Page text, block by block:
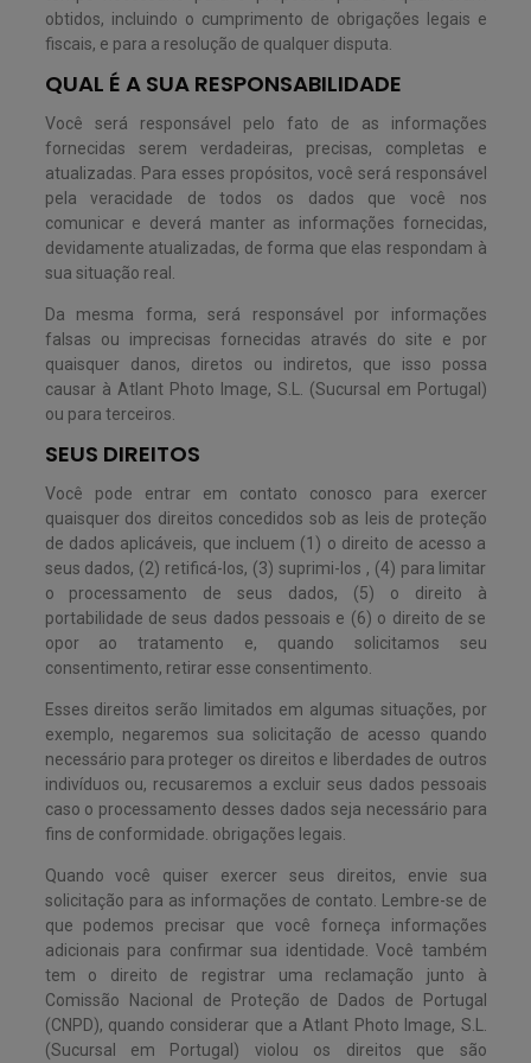
obtidos, incluindo o cumprimento de obrigações legais e
fiscais, e para a resolução de qualquer disputa.
QUAL É A SUA RESPONSABILIDADE
Você será responsável pelo fato de as informações
fornecidas serem verdadeiras, precisas, completas e
atualizadas. Para esses propósitos, você será responsável
pela veracidade de todos os dados que você nos
comunicar e deverá manter as informações fornecidas,
devidamente atualizadas, de forma que elas respondam à
sua situação real.
Da mesma forma, será responsável por informações
falsas ou imprecisas fornecidas através do site e por
quaisquer danos, diretos ou indiretos, que isso possa
causar à Atlant Photo Image, S.L. (Sucursal em Portugal)
ou para terceiros.
SEUS DIREITOS
Você pode entrar em contato conosco para exercer
quaisquer dos direitos concedidos sob as leis de proteção
de dados aplicáveis, que incluem (1) o direito de acesso a
seus dados, (2) retificá-los, (3) suprimi-los , (4) para limitar
o processamento de seus dados, (5) o direito à
portabilidade de seus dados pessoais e (6) o direito de se
opor ao tratamento e, quando solicitamos seu
consentimento, retirar esse consentimento.
Esses direitos serão limitados em algumas situações, por
exemplo, negaremos sua solicitação de acesso quando
necessário para proteger os direitos e liberdades de outros
indivíduos ou, recusaremos a excluir seus dados pessoais
caso o processamento desses dados seja necessário para
fins de conformidade. obrigações legais.
Quando você quiser exercer seus direitos, envie sua
solicitação para as informações de contato. Lembre-se de
que podemos precisar que você forneça informações
adicionais para confirmar sua identidade. Você também
tem o direito de registrar uma reclamação junto à
Comissão Nacional de Proteção de Dados de Portugal
(CNPD), quando considerar que a Atlant Photo Image, S.L.
(Sucursal em Portugal) violou os direitos que são